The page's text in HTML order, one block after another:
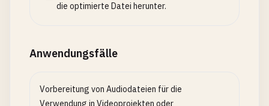
die optimierte Datei herunter.
Anwendungsfälle
Vorbereitung von Audiodateien für die
Verwendung in Videoprojekten oder